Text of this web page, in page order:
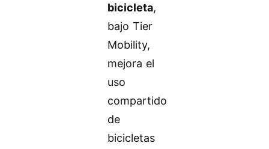
bicicleta,
bajo Tier
Mobility,
mejora el
uso
compartido
de
bicicletas